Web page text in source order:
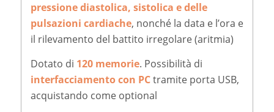
pressione diastolica, sistolica e delle
pulsazioni cardiache, nonché la data e l’ora e
il rilevamento del battito irregolare (aritmia)
Dotato di 120 memorie. Possibilità di
interfacciamento con PCtramite porta USB,
acquistando come optional